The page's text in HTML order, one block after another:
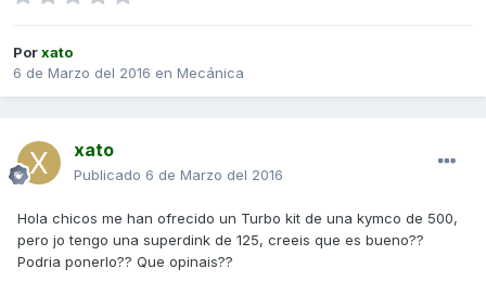
Porxato
6 de Marzo del 2016 en Mecánica
xato
Publicado 6 de Marzo del 2016
Hola chicos me han ofrecido un Turbo kit de una kymco de 500,
pero jo tengo una superdink de 125, creeis que es bueno??
Podria ponerlo?? Que opinais??